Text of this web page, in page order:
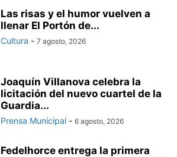
Las risas y el humor vuelven a
llenar El Portón de...
Cultura - 7 agosto, 2026
Joaquín Villanova celebra la
licitación del nuevo cuartel de la
Guardia...
Prensa Municipal - 6 agosto, 2026
Fedelhorce entrega la primera